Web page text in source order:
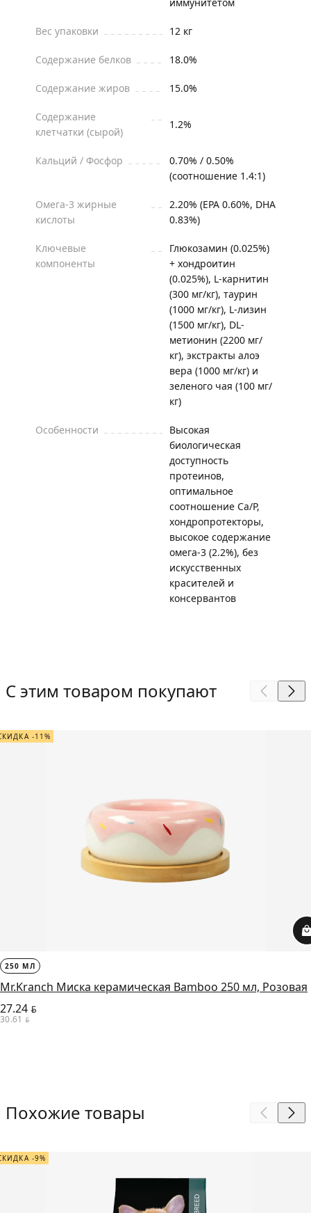
Вес упаковки 12 кг
Содержание белков 18.0%
Содержание жиров 15.0%
Содержание
клетчатки (сырой)
1.2%
Кальций / Фосфор
0.70% / 0.50%
(соотношение 1.4:1)
Омега-3 жирные
кислоты
2.20% (EPA 0.60%, DHA
0.83%)
Ключевые
компоненты
Глюкозамин (0.025%)
+ хондроитин
(0.025%), L-карнитин
(300 мг/кг), таурин
(1000 мг/кг), L-лизин
(1500 мг/кг), DL-
метионин (2200 мг/
кг), экстракты алоэ
вера (1000 мг/кг) и
зеленого чая (100 мг/
кг)
Особенности
Высокая
биологическая
доступность
протеинов,
оптимальное
соотношение Ca/P,
хондропротекторы,
высокое содержание
омега-3 (2.2%), без
искусственных
красителей и
консервантов
С этим товаром покупают
-11%
250 МЛ
Mr.Kranch Миска керамическая Bamboo 250 мл, Розовая
27.24 BYN
30.61 BYN
Похожие товары
-9%